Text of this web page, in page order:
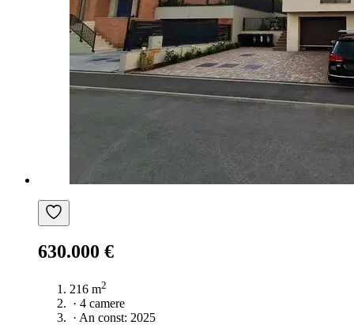
630.000 €
216 m2
· 4 camere
· An const: 2025